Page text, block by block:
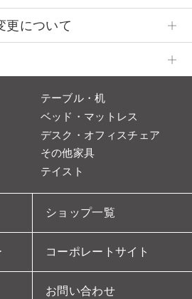
更について
ショップ一覧
コーポレートサイト
お問い合わせ
テーブル・机
ベッド・マットレス
デスク・オフィスチェア
その他家具
テイスト